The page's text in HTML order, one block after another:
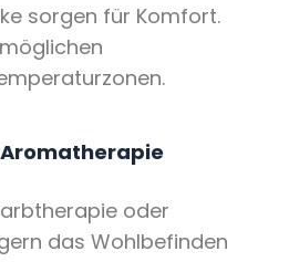
sorgen für Komfort.
oder
das Wohlbefinden